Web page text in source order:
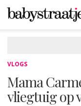
VLOGS
Mama
vliegtuig op